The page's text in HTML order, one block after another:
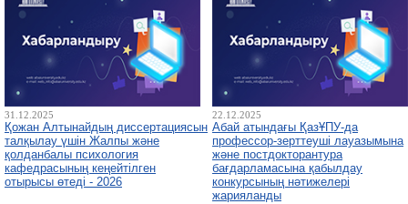
31.12.2025
Қожан Алтынайдың диссертациясын
талқылау үшін Жалпы және
қолданбалы психология
кафедрасының кеңейтілген
отырысы өтеді - 2026
22.12.2025
Абай атындағы ҚазҰПУ-да
профессор-зерттеуші лауазымына
және постдокторантура
бағдарламасына қабылдау
конкурсының нәтижелері
жарияланды